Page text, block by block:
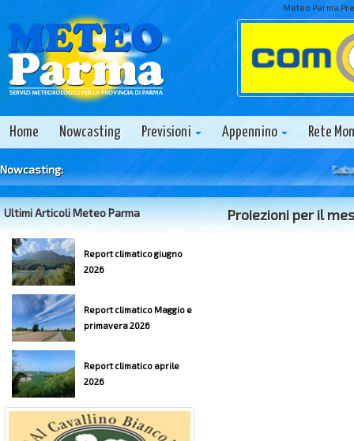
Meteo Parma
Home Nowcasting Previsioni Appennino Rete
Nowcasting: Sabato
Ultimi Articoli Meteo Parma
Report climatico giugno
2026
Report climatico Maggio e
primavera 2026
Report climatico aprile
2026
Proiezioni per il